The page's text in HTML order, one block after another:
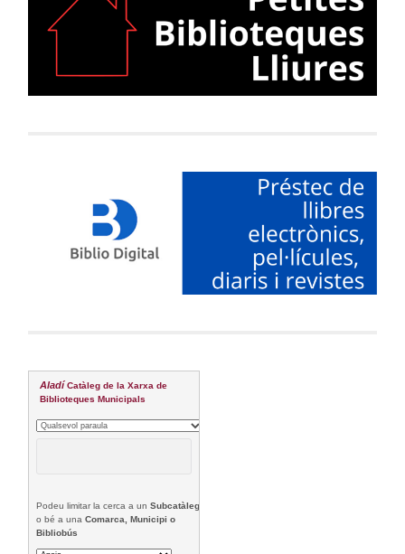
Aladí Catàleg de la Xarxa de
Biblioteques Municipals
Podeu limitar la cerca a unSubcatàleg
o bé a unaComarca, Municipi o
Bibliobús